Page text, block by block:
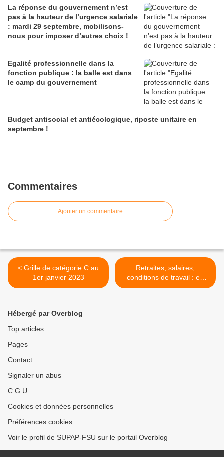
La réponse du gouvernement n’est
pas à la hauteur de l’urgence salariale
: mardi 29 septembre, mobilisons-
nous pour imposer d’autres choix !
Egalité professionnelle dans la
fonction publique : la balle est dans
le camp du gouvernement
Budget antisocial et antiécologique, riposte unitaire en
septembre !
Commentaires
Ajouter un commentaire
< Grille de catégorie C au
1er janvier 2023
Retraites, salaires,
conditions de travail : en
2023, organisons-nous et
Hébergé par Overblog
Top articles
Pages
Contact
Signaler un abus
C.G.U.
Cookies et données personnelles
Préférences cookies
Voir le profil de SUPAP-FSU sur le portail Overblog